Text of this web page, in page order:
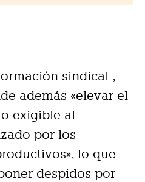
sindical-,
además «elevar el
exigible al
por los
lo que
despidos por